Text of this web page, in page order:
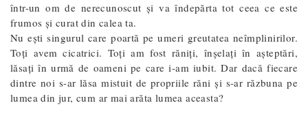
într-un om de nerecunoscut și va îndepărta tot ceea ce este
frumos și curat din calea ta.
Nu ești singurul care poartă pe umeri greutatea neîmplinirilor.
Toți avem cicatrici. Toți am fost răniți, înșelați în așteptări,
lăsați în urmă de oameni pe care i-am iubit. Dar dacă fiecare
dintre noi s-ar lăsa mistuit de propriile răni și s-ar răzbuna pe
lumea din jur, cum ar mai arăta lumea aceasta?